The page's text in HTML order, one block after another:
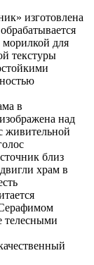
изготовлена
для
текстуры
в
над
живительной
близ
храм в
телесными